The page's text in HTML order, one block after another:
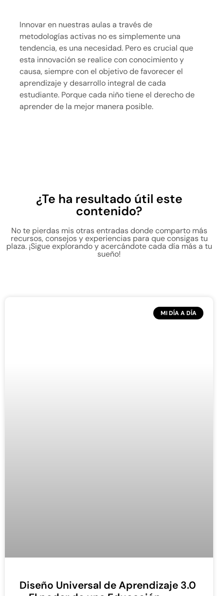
Innovar en nuestras aulas a través de
metodologías activas no es simplemente una
tendencia, es una necesidad. Pero es crucial que
esta innovación se realice con conocimiento y
causa, siempre con el objetivo de favorecer el
aprendizaje y desarrollo integral de cada
estudiante. Porque cada niño tiene el derecho de
aprender de la mejor manera posible.
¿Te ha resultado útil este
contenido?
No te pierdas mis otras entradas donde comparto más
recursos, consejos y experiencias para que consigas tu
plaza. ¡Sigue explorando y acercándote cada día más a tu
sueño!
MI DÍA A DÍA
Diseño Universal de Aprendizaje 3.0